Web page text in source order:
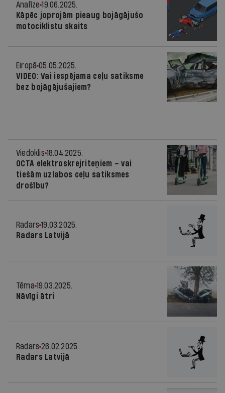
Analīze 19.06.2025.
Kāpēc joprojām pieaug bojāgājušo
motociklistu skaits
Eiropā 05.05.2025.
VIDEO: Vai iespējama ceļu satiksme
bez bojāgājušajiem?
Viedoklis 18.04.2025.
OCTA elektroskrejriteņiem – vai
tiešām uzlabos ceļu satiksmes
drošību?
Radars 19.03.2025.
Radars Latvijā
Tēma 19.03.2025.
Nāvīgi ātri
Radars 26.02.2025.
Radars Latvijā